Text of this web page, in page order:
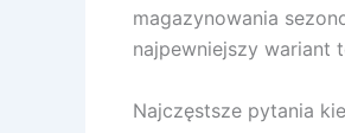
magazynowania
najpewniejszy wariant
Najczęstsze pytania